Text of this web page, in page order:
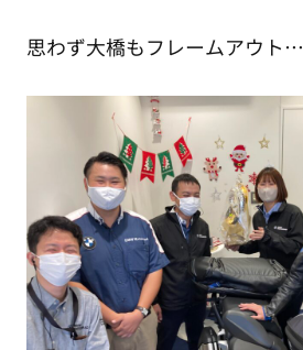
思わず大橋もフレームアウト…